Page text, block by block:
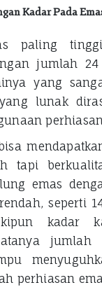
Kadar Pada
paling
jumlah
yang
lunak
tapi
emas
seperti
kadar
jumlah
perhiasan